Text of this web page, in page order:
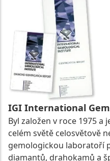
IGI International
Byl založen v roce 1975 a
celém světě celosvětově
gemologickou laboratoří
diamantů, drahokamů a